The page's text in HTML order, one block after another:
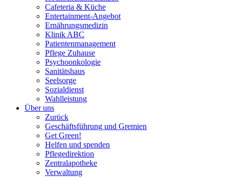
Cafeteria & Küche
Entertainment-Angebot
Ernährungsmedizin
Klinik ABC
Patientenmanagement
Pflege Zuhause
Psychoonkologie
Sanitätshaus
Seelsorge
Sozialdienst
Wahlleistung
Über uns
Zurück
Geschäftsführung und Gremien
Get Green!
Helfen und spenden
Pflegedirektion
Zentralapotheke
Verwaltung